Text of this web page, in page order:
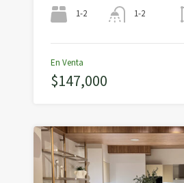
1-2
1-2
En Venta
$147,000